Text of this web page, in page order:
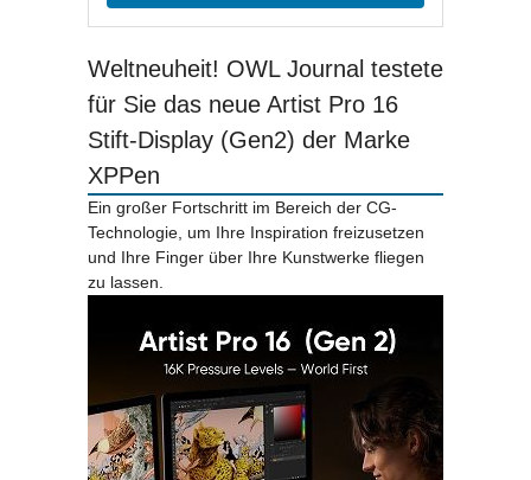
Weltneuheit! OWL Journal testete
für Sie das neue Artist Pro 16
Stift-Display (Gen2) der Marke
XPPen
Ein großer Fortschritt im Bereich der CG-
Technologie, um Ihre Inspiration freizusetzen
und Ihre Finger über Ihre Kunstwerke fliegen
zu lassen.